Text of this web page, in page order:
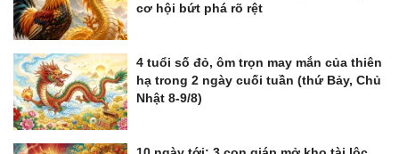
cơ hội bứt phá rõ rệt
4 tuổi số đỏ, ôm trọn may mắn của thiên
hạ trong 2 ngày cuối tuần (thứ Bảy, Chủ
Nhật 8-9/8)